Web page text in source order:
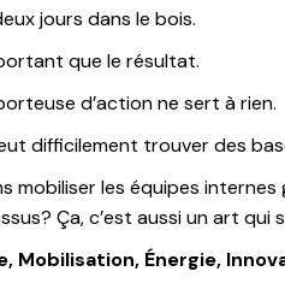
jours dans le bois.
que le résultat.
d’action ne sert à rien.
difficilement trouver des
mobiliser les équipes
Ça, c’est aussi un art qui
Mobilisation, Énergie,